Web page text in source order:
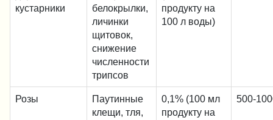
кустарники
белокрылки,
личинки
щитовок,
снижение
численности
трипсов
продукту на
100 л воды)
Розы
Паутинные
клещи, тля,
0,1% (100 мл
продукту на
500-